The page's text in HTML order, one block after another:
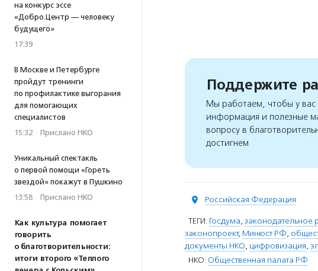
на конкурс эссе
«Добро.Центр — человеку
будущего»
17:39
В Москве и Петербурге
пройдут тренинги
по профилактике выгорания
для помогающих
специалистов
15:32 · Прислано НКО
Уникальный спектакль
о первой помощи «Гореть
звездой» покажут в Пушкино
13:58 · Прислано НКО
Как культура помогает
говорить
о благотворительности:
итоги второго «Теплого
Поддержите
Мы работаем, чтобы у вас
информация и полезные
вопросу в
достигнем
Российская Федерация
ТЕГИ: Госдума, законодательное
законопроект, Минюст РФ,
документы НКО, цифровизация,
НКО: Общественная палата РФ